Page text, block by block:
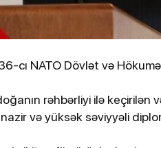
cı NATO Dövlət və
rəhbərliyi ilə
və yüksək səviyyəli
İsrail Səhiyyə